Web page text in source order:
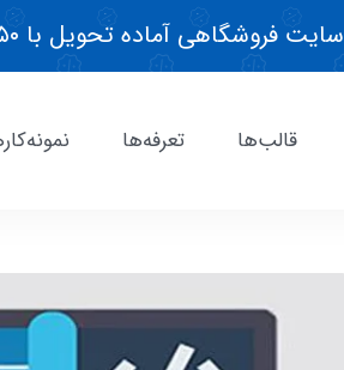
سایت فروشگاهی آماده تحویل با ۵۰٪ تخفیف تابستونی!
قالب‌ها تعرفه‌ها